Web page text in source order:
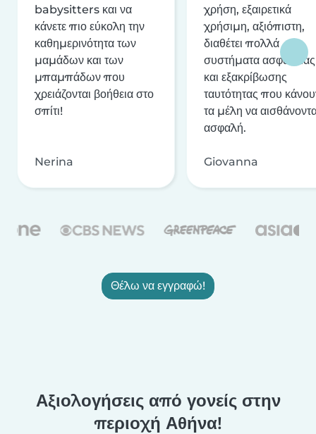
babysitters και να
κάνετε πιο εύκολη την
καθημερινότητα των
μαμάδων και των
μπαμπάδων που
χρειάζονται βοήθεια στο
σπίτι!
Nerina
χρήση, εξαιρετικά
χρήσιμη, αξιόπιστη,
διαθέτει πολλά
συστήματα ασφαλείας
και εξακρίβωσης
ταυτότητας που
τα μέλη να
ασφαλή.
Giovanna
Θέλω να εγγραφώ!
Αξιολογήσεις από γονείς στην
περιοχή Αθήνα!